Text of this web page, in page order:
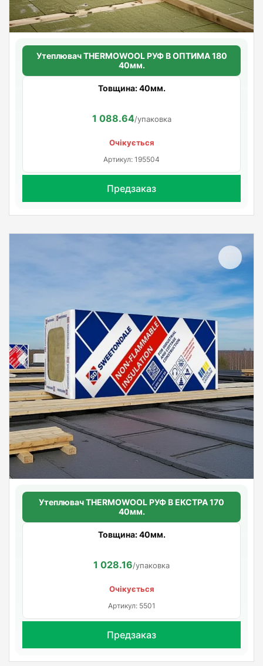
Утеплювач THERMOWOOL РУФ В ОПТИМА 180
40мм.
Товщина: 40мм.
1 088.64/упаковка
Очікується
Артикул: 195504
Предзаказ
Утеплювач THERMOWOOL РУФ В ЕКСТРА 170
40мм.
Товщина: 40мм.
1 028.16/упаковка
Очікується
Артикул: 5501
Предзаказ